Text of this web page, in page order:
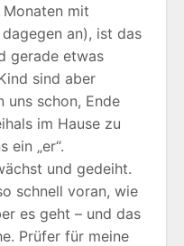
mit
an), ist das
gerade etwas
sind aber
uns schon, Ende
im Hause zu
ein „er“.
und gedeiht.
schnell voran, wie
es geht – und das
Prüfer für meine